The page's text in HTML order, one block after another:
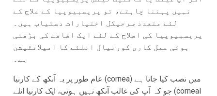
نہیں پہننا چاہتے، تو پریسبیوپیا کے علاج کے
لئے متعدد سرجیکل اختیارات دستیاب ہیں۔
پریسبیوپیا کی اصلاح کے لئے ایک اضافے کی بڑھتی
ہوئی عمل کاری کورنیال انلئے کا امپلانٹیشن
ہے۔
عام طور پر یہ آنکھ کے کارنیا (cornea) میں نصب کیا جاتا ہے
جو کہ آپ کی غالب آنکھ نہیں ہوتی، ایک کارنیا انلے (corneal